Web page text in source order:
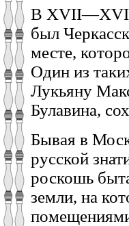
В ХVII—ХVIII
был
месте,
Один из
Лукьяну
Булавина,
Бывая в
русской
роскошь
земли, на